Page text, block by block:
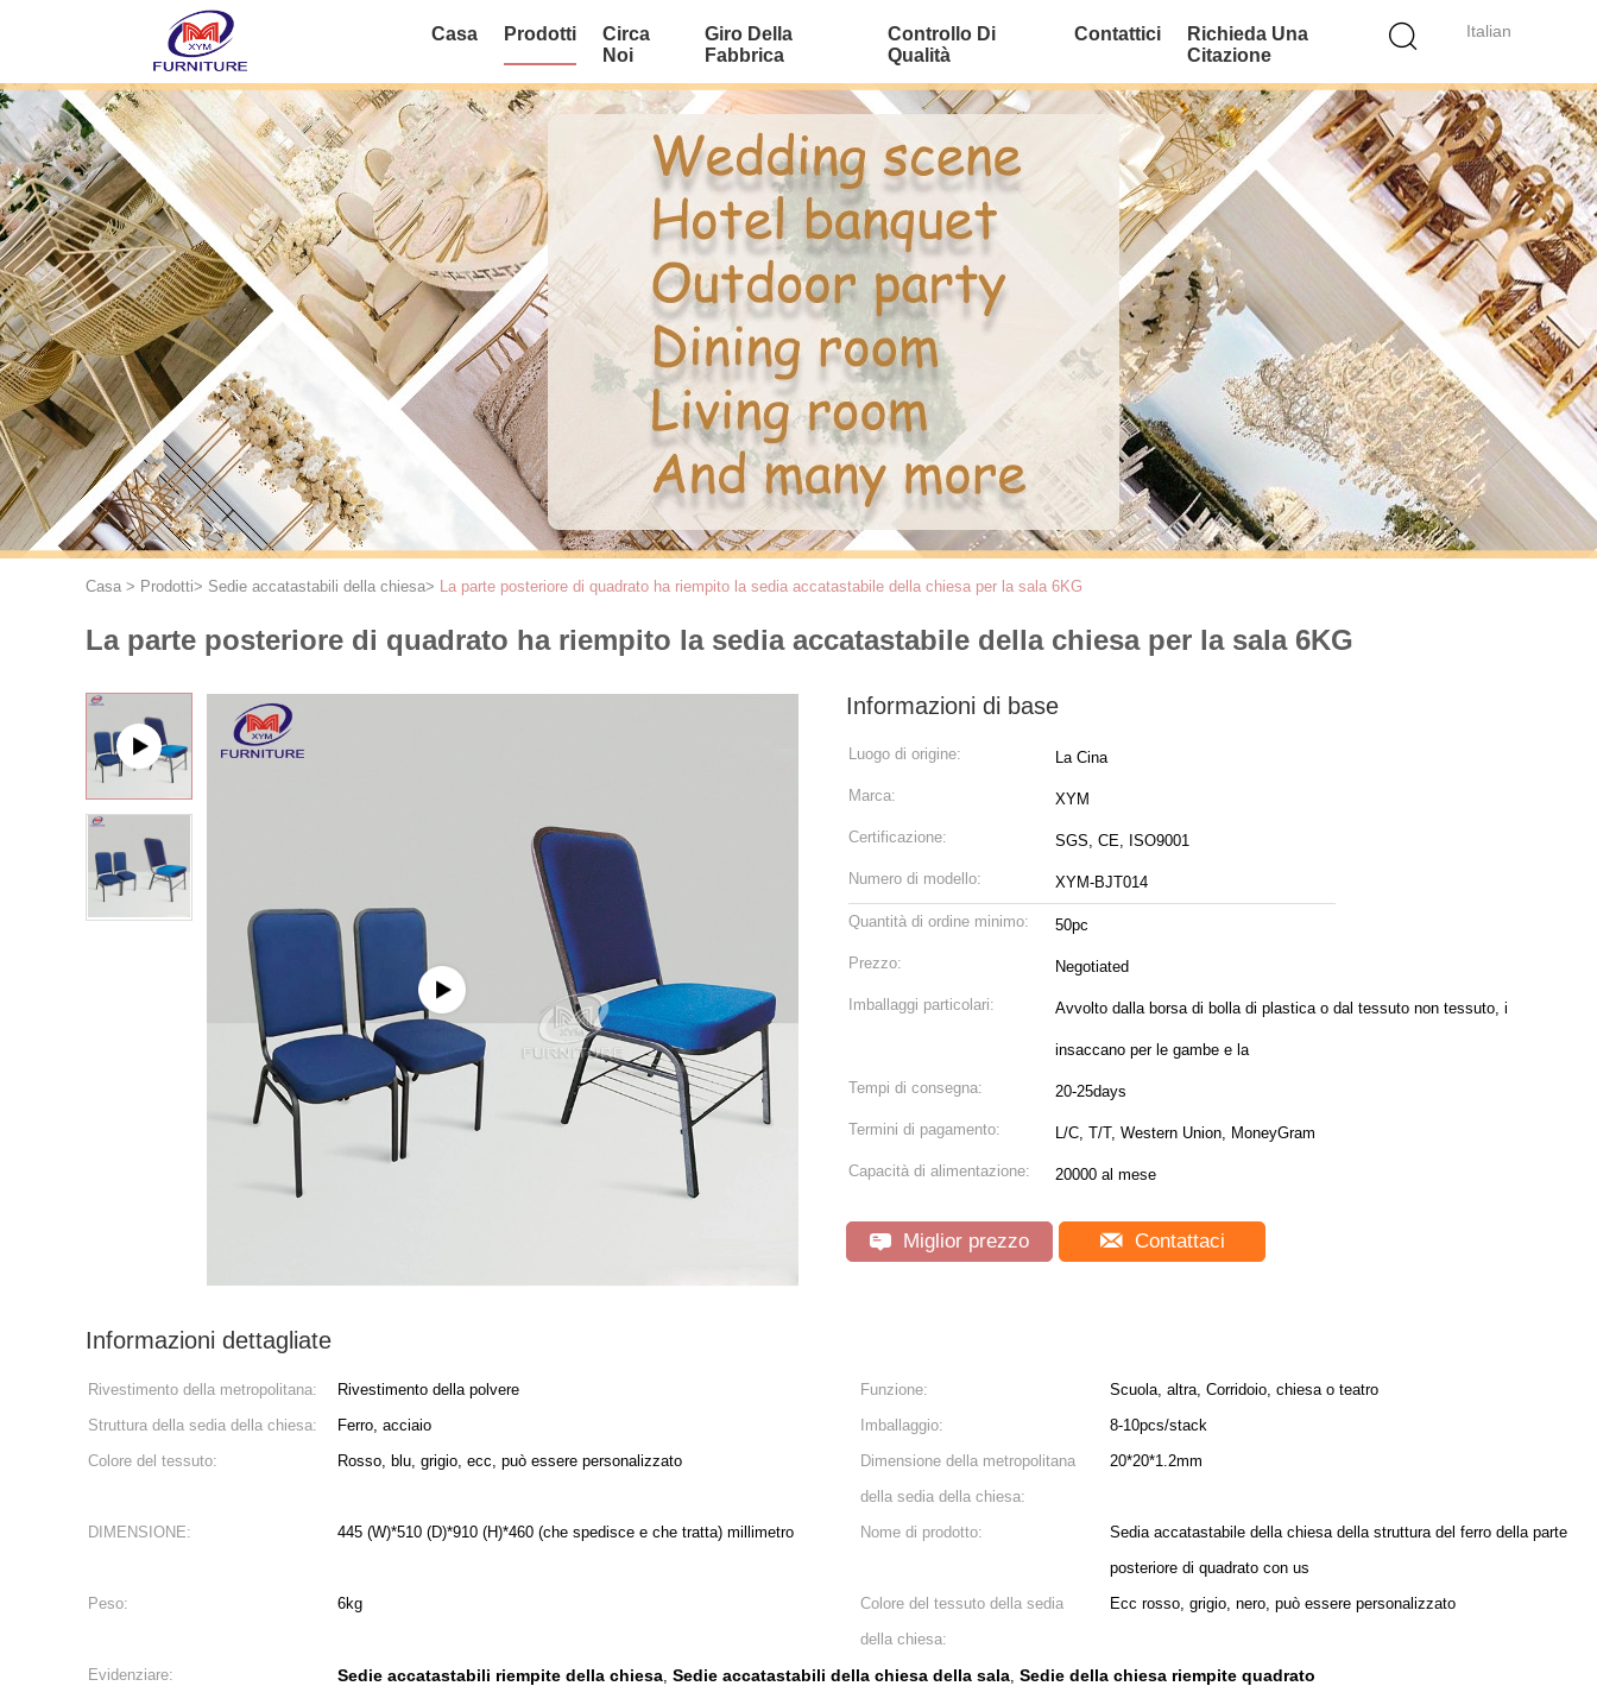
Italian
Casa Prodotti
Circa
Noi
Giro Della
Fabbrica
Controllo Di
Qualità
Contattici
Richieda Una
Citazione
Casa > Prodotti> Sedie accatastabili della chiesa> La parte posteriore di quadrato ha riempito la sedia accatastabile della chiesa per la sala 6KG
La parte posteriore di quadrato ha riempito la sedia accatastabile della chiesa per la sala 6KG
Informazioni di base
Luogo di origine: La Cina
Marca: XYM
Certificazione: SGS, CE, ISO9001
Numero di modello: XYM-BJT014
Quantità di ordine minimo: 50pc
Prezzo: Negotiated
Imballaggi particolari: Avvolto dalla borsa di bolla di plastica o dal tessuto non tessuto, i pp
insaccano per le gambe e la
Tempi di consegna: 20-25days
Termini di pagamento: L/C, T/T, Western Union, MoneyGram
Capacità di alimentazione: 20000 al mese
Miglior prezzo Contattaci
Informazioni dettagliate
Rivestimento della metropolitana: Rivestimento della polvere Funzione:
Scuola, altra, Corridoio, chiesa o teatro
Struttura della sedia della chiesa:
Ferro, acciaio Imballaggio:
8-10pcs/stack
Colore del tessuto:
Rosso, blu, grigio, ecc, può essere personalizzato
Dimensione della metropolitana
della sedia della chiesa:
20*20*1.2mm
DIMENSIONE: 445 (W)*510 (D)*910 (H)*460 (che spedisce e che tratta) millimetro Nome di prodotto:
Sedia accatastabile della chiesa della struttura del ferro della parte
posteriore di quadrato con us
Peso:
6kg
Colore del tessuto della sedia
della chiesa:
Ecc rosso, grigio, nero, può essere personalizzato
Evidenziare: Sedie accatastabili riempite della chiesa, Sedie accatastabili della chiesa della sala, Sedie della chiesa riempite quadrato